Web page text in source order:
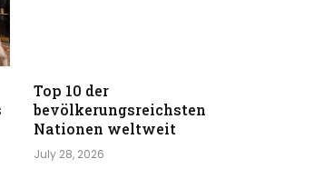
Top 10 der
bevölkerungsreichsten
Nationen weltweit
July 28, 2026